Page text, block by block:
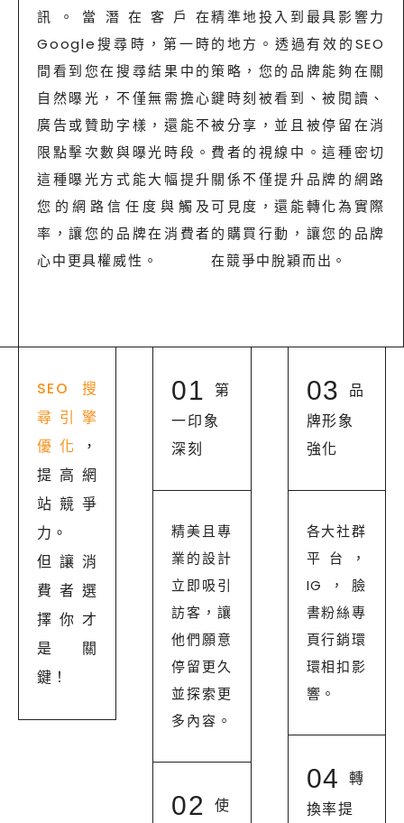
訊。當潛在客戶在
Google搜尋時，第一時
間看到您在搜尋結果中的
自然曝光，不僅無需擔心
廣告或贊助字樣，還能不
限點擊次數與曝光時段。
這種曝光方式能大幅提升
您的網路信任度與觸及
率，讓您的品牌在消費者
心中更具權威性。
精準地投入到最具影響力
的地方。透過有效的SEO
策略，您的品牌能夠在關
鍵時刻被看到、被閱讀、
被分享，並且被停留在消
費者的視線中。這種密切
關係不僅提升品牌的網路
可見度，還能轉化為實際
的購買行動，讓您的品牌
在競爭中脫穎而出。
SEO 搜
尋引擎
優化
，
提高網
站競爭
力。
但讓消
費者選
擇你才
是關
鍵！
01
第
一印象
深刻
精美且專
業的設計
立即吸引
訪客，讓
他們願意
停留更久
並探索更
多內容。
02 使
03
品
牌形象
強化
各大社群
平台，
IG，臉
書粉絲專
頁行銷環
環相扣影
響。
04轉
換率提